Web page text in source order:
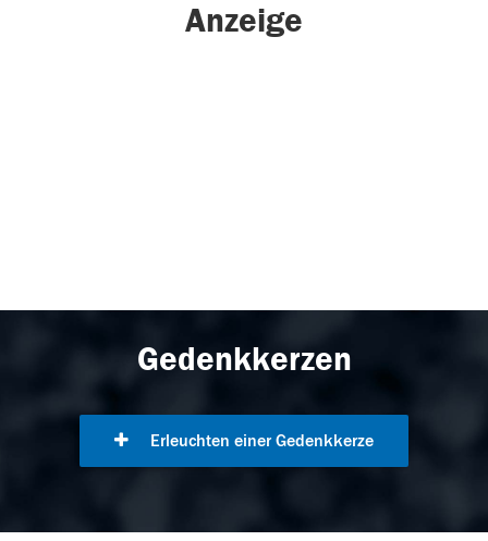
Anzeige
Gedenkkerzen
Erleuchten einer Gedenkkerze